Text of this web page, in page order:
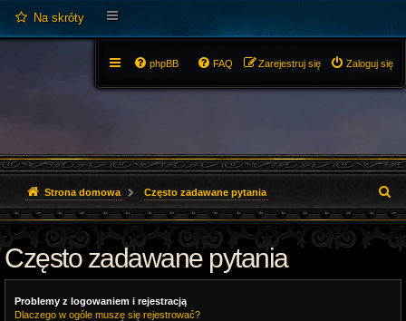
Na skróty
Zaloguj się
Zarejestruj się
FAQ
phpBB
Strona domowa Często zadawane pytania
z
u
k
Często zadawane pytania
Problemy z logowaniem i rejestracją
Dlaczego w ogóle muszę się rejestrować?